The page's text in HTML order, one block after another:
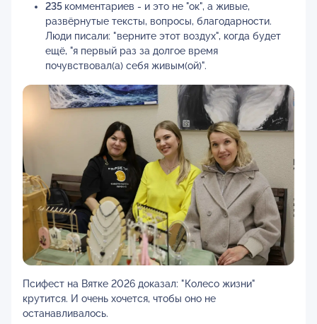
235 комментариев - и это не "ок", а живые,
развёрнутые тексты, вопросы, благодарности.
Люди писали: "верните этот воздух", когда будет
ещё, "я первый раз за долгое время
почувствовал(а) себя живым(ой)".
Псифест на Вятке 2026 доказал: "Колесо жизни"
крутится. И очень хочется, чтобы оно не
останавливалось.